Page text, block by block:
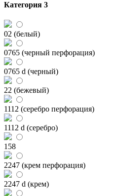
Категория 3
02 (белый)
0765 (черный перфорация)
0765 d (черный)
22 (бежевый)
1112 (серебро перфорация)
1112 d (серебро)
158
2247 (крем перфорация)
2247 d (крем)